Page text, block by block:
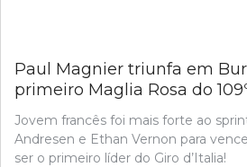
Paul Magnier triunfa em
primeiro Maglia Rosa do
Jovem francês foi mais forte ao
Andresen e Ethan Vernon para
ser o primeiro líder do Giro d’Italia!